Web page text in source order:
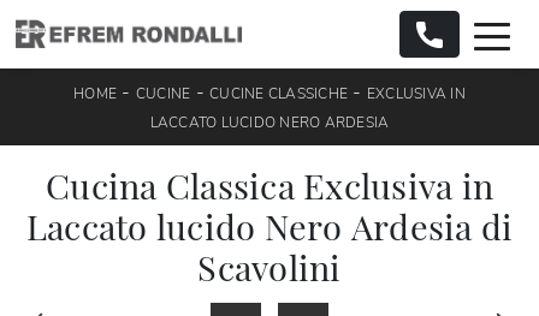
HOME - CUCINE -CUCINE CLASSICHE - EXCLUSIVA IN
LACCATO LUCIDO NERO ARDESIA
Cucina Classica Exclusiva in
Laccato lucido Nero Ardesia di
Scavolini